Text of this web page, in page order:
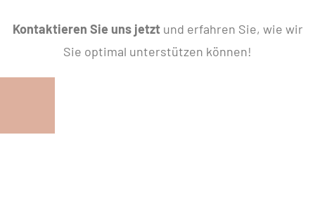
Kontaktieren Sie uns jetztund erfahren Sie, wie wir
Sie optimal unterstützen können!